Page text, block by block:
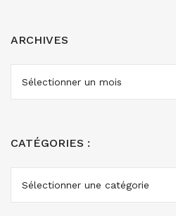
ARCHIVES
CATÉGORIES :